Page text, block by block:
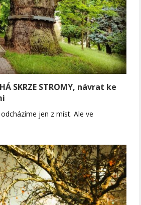
SKRZE STROMY, návrat ke
jen z míst. Ale ve